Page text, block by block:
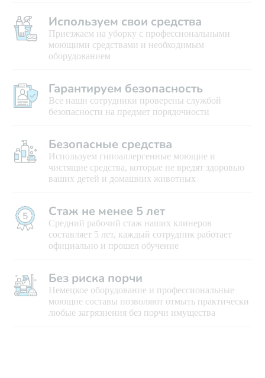
Используем свои средства
Приезжаем на уборку с профессиональными
моющими средствами и необходимым
оборудованием
Гарантируем безопасность
Все наши сотрудники проверены службой
безопасности на предмет порядочности
Безопасные средства
Используем гипоаллергенные моющие и
чистящие средства, которые не вредят здоровью
ваших детей и домашних животных
Стаж не менее 5 лет
Средний рабочий стаж наших клинеров
составляет 5 лет, каждый сотрудник работает
официально и прошел обучение
Без риска порчи
Немецкое оборудование и профессиональные
моющие составы позволяют отмыть практически
любые загрязнения без порчи имущества